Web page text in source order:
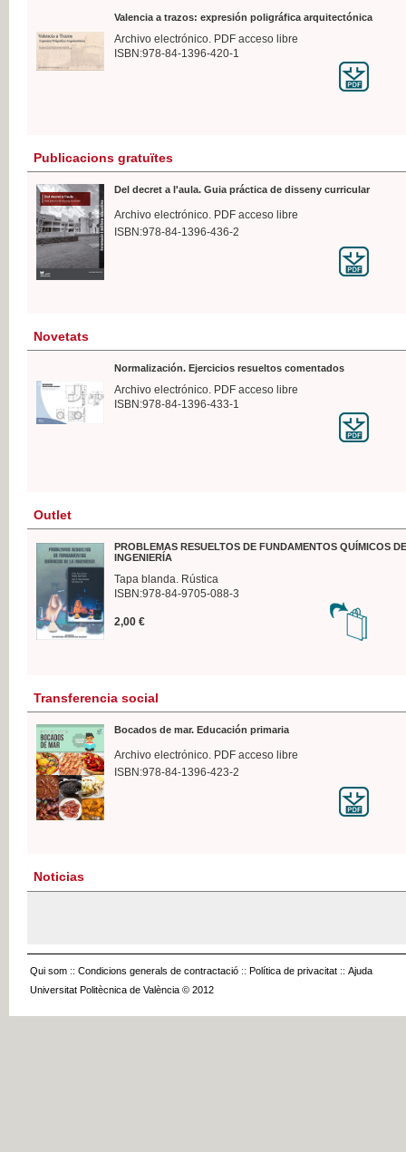
Valencia a trazos: expresión poligráfica arquitectónica
Archivo electrónico. PDF acceso libre
ISBN:978-84-1396-420-1
Publicacions gratuïtes
Del decret a l'aula. Guia práctica de disseny curricular
Archivo electrónico. PDF acceso libre
ISBN:978-84-1396-436-2
Novetats
Normalización. Ejercicios resueltos comentados
Archivo electrónico. PDF acceso libre
ISBN:978-84-1396-433-1
Outlet
PROBLEMAS RESUELTOS DE FUNDAMENTOS QUÍMICOS
INGENIERÍA
Tapa blanda. Rústica
ISBN:978-84-9705-088-3
2,00 €
Transferencia social
Bocados de mar. Educación primaria
Archivo electrónico. PDF acceso libre
ISBN:978-84-1396-423-2
Noticias
Qui som :: Condicions generals de contractació :: Política de privacitat :: Ajuda
Universitat Politècnica de València © 2012